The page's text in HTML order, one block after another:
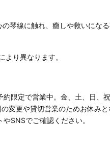
琴線に触れ、癒しや救いにな
り異なります。
約限定で営業中。金、土、日、
変更や貸切営業のためお休みと
SNSでご確認ください。